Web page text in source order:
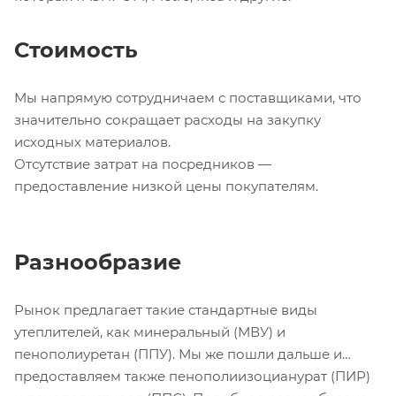
Стоимость
Мы напрямую сотрудничаем с поставщиками, что
значительно сокращает расходы на закупку
исходных материалов.
Отсутствие затрат на посредников —
предоставление низкой цены покупателям.
Разнообразие
Рынок предлагает такие стандартные виды
утеплителей, как минеральный (МВУ) и
пенополиуретан (ППУ). Мы же пошли дальше и
предоставляем также пенополиизоцианурат (ПИР)